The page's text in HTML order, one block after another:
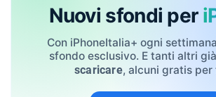
Nuovi sfondi per
Con iPhoneItalia+ ogni
sfondo esclusivo. E tanti altri già
scaricare, alcuni gratis per